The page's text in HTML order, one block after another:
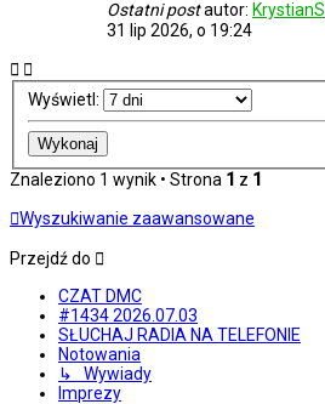
Ostatni postautor: KrystianS
31 lip 2026, o 19:24
Wyświetl:
Znaleziono 1 wynik • Strona 1 z 1
Wyszukiwanie zaawansowane
Przejdź do
CZAT DMC
#1434 2026.07.03
SŁUCHAJ RADIA NA TELEFONIE
Notowania
↳ Wywiady
Imprezy